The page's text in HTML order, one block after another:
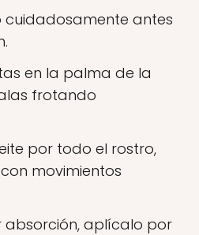
cuidadosamente antes
en la palma de la
frotando
por todo el rostro,
movimientos
absorción, aplícalo por